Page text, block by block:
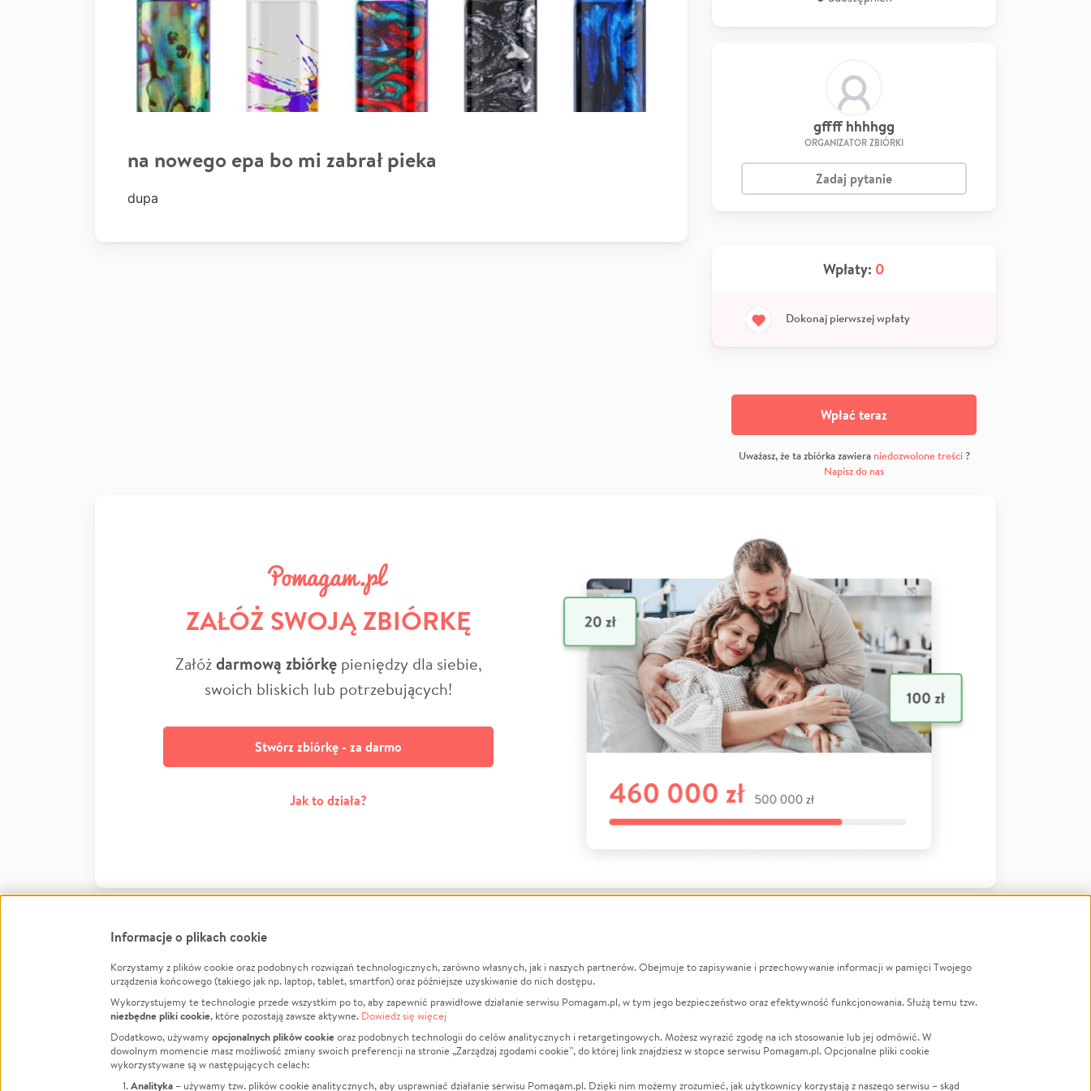
na nowego epa bo mi zabrał pieka
dupa
gffff hhhhgg
ORGANIZATOR ZBIÓRKI
Zadaj pytanie
Wpłaty: 0
Dokonaj pierwszej wpłaty
Wpłać teraz
Uważasz, że ta zbiórka zawiera niedozwolone treści?
Napisz do nas
ZAŁÓŻ SWOJĄ ZBIÓRKĘ
Załóżdarmową zbiórkępieniędzy dla siebie,
swoich bliskich lub potrzebujących!
Stwórz zbiórkę - za darmo
Jak to działa?
FacebookTwitter Instagram
LinkedInTikTok Youtube
Informacje
Jak to działa?
Regulamin
Polityka Prywatności
O nas
Opinie
Raporty
Za darmo
Zbieraj na
Leczenie
Zwierzęta
Pożar
LGBTQ+
Powódź
Wichura
Informacje o plikach cookie
Korzystamy z plików cookie oraz podobnych rozwiązań technologicznych, zarówno własnych, jak i naszych partnerów. Obejmuje to zapisywanie i przechowywanie informacji w pamięci Twojego
urządzenia końcowego (takiego jak np. laptop, tablet, smartfon) oraz późniejsze uzyskiwanie do nich dostępu.
Wykorzystujemy te technologie przede wszystkim po to, aby zapewnić prawidłowe działanie serwisu Pomagam.pl, w tym jego bezpieczeństwo oraz efektywność funkcjonowania. Służą temu tzw.
niezbędne pliki cookie, które pozostają zawsze aktywne. Dowiedz się więcej
Dodatkowo, używamy opcjonalnych plików cookieoraz podobnych technologii do celów analitycznych i retargetingowych. Możesz wyrazić zgodę na ich stosowanie lub jej odmówić. W
dowolnym momencie masz możliwość zmiany swoich preferencji na stronie „Zarządzaj zgodami cookie”, do której link znajdziesz w stopce serwisu Pomagam.pl. Opcjonalne pliki cookie
wykorzystywane są w następujących celach:
Analityka – używamy tzw. plików cookie analitycznych, aby usprawniać działanie serwisu Pomagam.pl. Dzięki nim możemy zrozumieć, jak użytkownicy korzystają z naszego serwisu – skąd